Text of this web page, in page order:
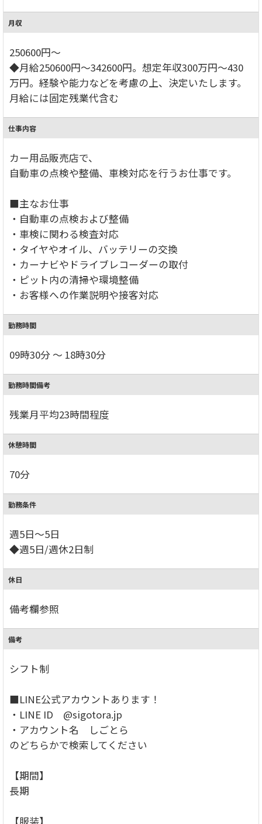
月収
250600円～
◆月給250600円～342600円。想定年収300万円～430
万円。経験や能力などを考慮の上、決定いたします。
月給には固定残業代含む
仕事内容
カー用品販売店で、
自動車の点検や整備、車検対応を行うお仕事です。
■主なお仕事
・自動車の点検および整備
・車検に関わる検査対応
・タイヤやオイル、バッテリーの交換
・カーナビやドライブレコーダーの取付
・ピット内の清掃や環境整備
・お客様への作業説明や接客対応
勤務時間
09時30分 ～ 18時30分
勤務時間備考
残業月平均23時間程度
休憩時間
70分
勤務条件
週5日～5日
◆週5日/週休2日制
休日
備考欄参照
備考
シフト制
■LINE公式アカウントあります！
・LINE ID @sigotora.jp
・アカウント名 しごとら
のどちらかで検索してください
【期間】
長期
【服装】